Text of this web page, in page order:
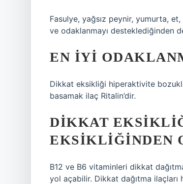
Fasulye, yağsız peynir, yumurta,
ve odaklanmayı desteklediğinden
EN IYI
Dikkat eksikliği hiperaktivite
basamak ilaç Ritalin’dir.
DIKKAT
EKSIKLIĞINDEN
B12 ve B6 vitaminleri dikkat
yol açabilir. Dikkat dağıtma